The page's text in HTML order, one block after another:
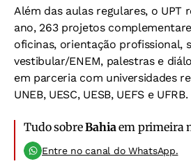
Além das aulas regulares, o UPT
ano, 263 projetos
oficinas, orientação profissional,
vestibular/ENEM, palestras e
em parceria com universidades
UNEB, UESC, UESB, UEFS e UFRB.
Tudo sobreBahiaem primeira
Entre no canal do WhatsApp.